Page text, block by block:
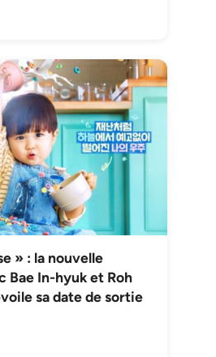
» : la nouvelle
Bae In-hyuk et Roh
sa date de sortie